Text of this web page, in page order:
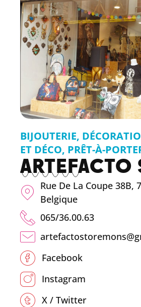
BIJOUTERIE,
ET DÉCO, PRÊT-À-
ARTEFACTO
Rue De La Coupe 38B,
Belgique
065/36.00.63
Facebook
Instagram
X / Twitter